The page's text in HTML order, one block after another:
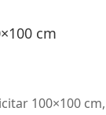
cm
100×100